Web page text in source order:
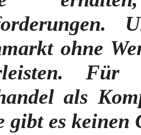
ohne
Für
als
gibt es keinen